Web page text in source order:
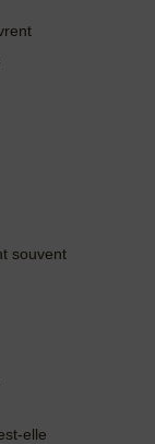
souvent
elle